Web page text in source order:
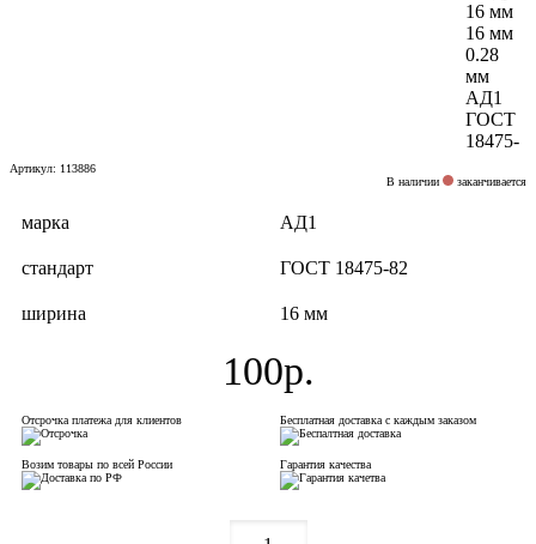
Артикул: 113886
В наличии
заканчивается
марка АД1
стандарт ГОСТ 18475-82
ширина 16 мм
100р.
Отсрочка платежа для клиентов Бесплатная доставка с каждым заказом
Возим товары по всей России Гарантия качества